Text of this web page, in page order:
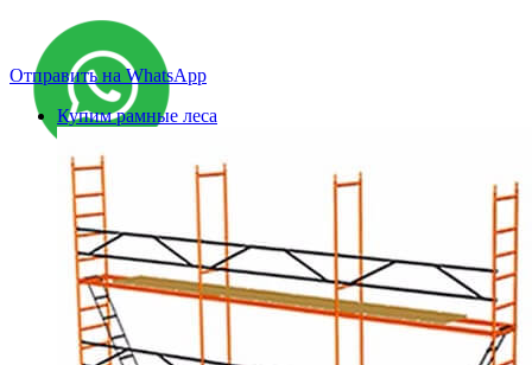
Отправить на WhatsApp
Купим рамные леса